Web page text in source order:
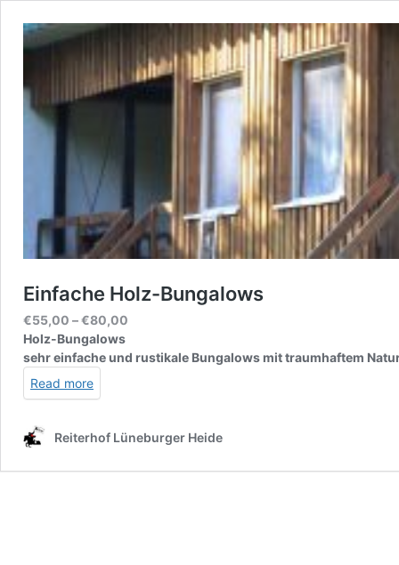
Einfache Holz-Bungalows
€55,00 –€80,00
€55,00
Holz-Bungalows
sehr einfache und rustikale Bungalows mit traumhaftem
Read more
Reiterhof Lüneburger Heide